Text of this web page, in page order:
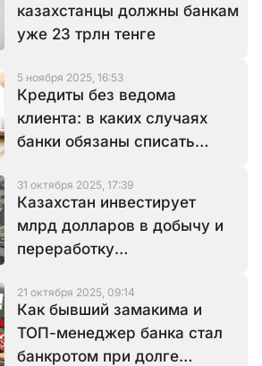
казахстанцы должны банкам
уже 23 трлн тенге
5 ноября 2025, 16:53
Кредиты без ведома
клиента: в каких случаях
банки обязаны списать
31 октября 2025, 17:39
Казахстан инвестирует
млрд долларов в добычу и
переработку
21 октября 2025, 09:14
Как бывший замакима и
ТОП-менеджер банка стал
банкротом при долге